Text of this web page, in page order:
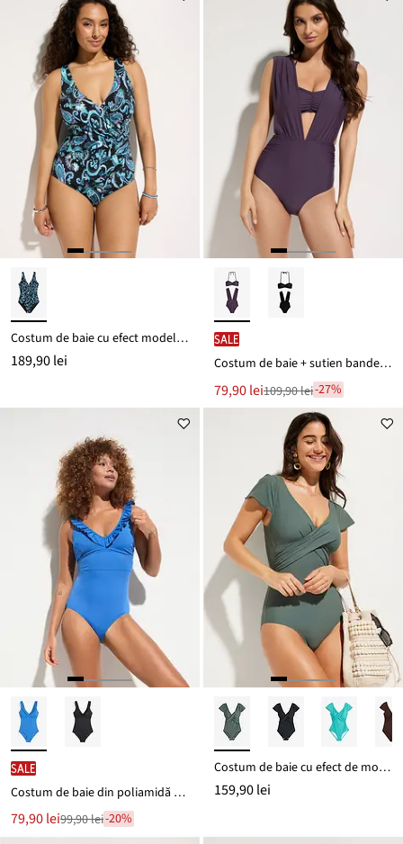
Costum de baie cu efect modelator mediu
189,90 lei
SALE
Costum de baie + sutien bandeaux (set/2piese)
Noul
preț
79,90 lei
Reducere109,90 lei-27%
SALE
Costum de baie din poliamidă reciclată
Noul
preț
79,90 lei
Reducere99,90 lei-20%
Costum de baie cu efect de modelare ușor
159,90 lei